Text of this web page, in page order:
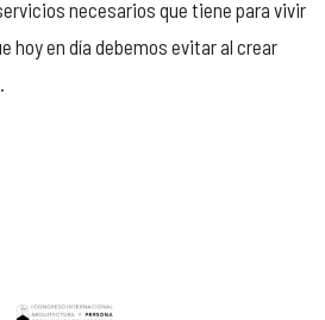
necesarios que tiene para vivir
hoy en día debemos evitar al crear